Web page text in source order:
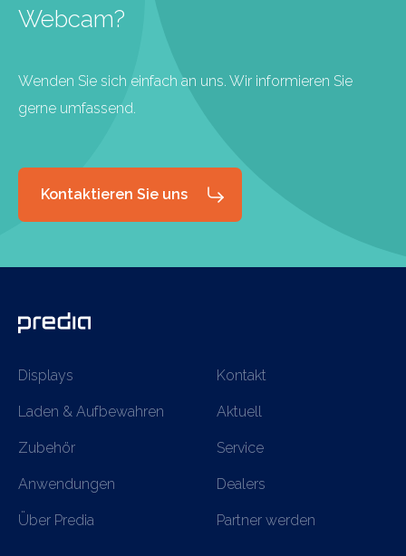
Webcam?
Wenden Sie sich einfach an uns. Wir informieren Sie
gerne umfassend.
Kontaktieren Sie uns
Displays
Laden & Aufbewahren
Zubehör
Anwendungen
Über Predia
Kontakt
Aktuell
Service
Dealers
Partner werden